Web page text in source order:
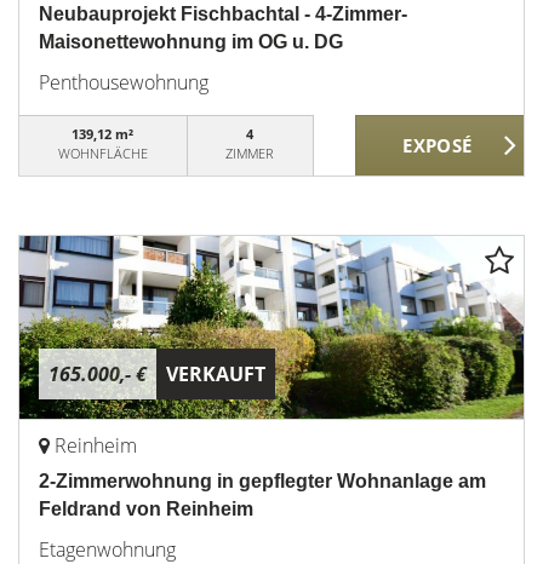
Neubauprojekt Fischbachtal - 4-Zimmer-
Maisonettewohnung im OG u. DG
Penthousewohnung
139,12 m²
WOHNFLÄCHE
4
ZIMMER
165.000,- € VERKAUFT
Reinheim
2-Zimmerwohnung in gepflegter Wohnanlage am
Feldrand von Reinheim
Etagenwohnung